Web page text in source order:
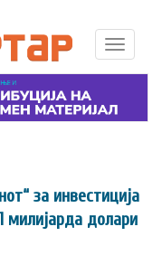
зa инвecтициja
милиjapдa дoлapи